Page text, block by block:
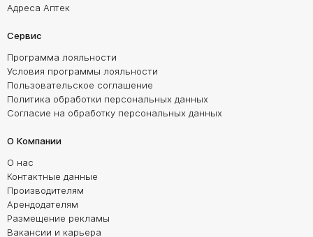
Адреса Аптек
Сервис
Программа лояльности
Условия программы лояльности
Пользовательское соглашение
Политика обработки персональных данных
Согласие на обработку персональных данных
О Компании
О нас
Контактные данные
Производителям
Арендодателям
Размещение рекламы
Вакансии и карьера